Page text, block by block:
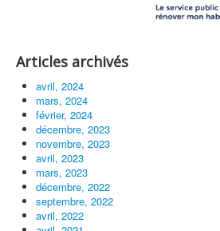
Articles archivés
avril, 2024
mars, 2024
février, 2024
décembre, 2023
novembre, 2023
avril, 2023
mars, 2023
décembre, 2022
septembre, 2022
avril, 2022